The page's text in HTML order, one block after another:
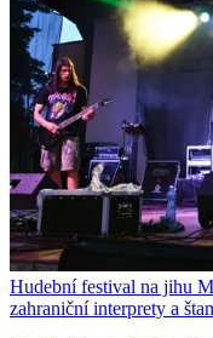
Hudební festival na jihu
zahraniční interprety a